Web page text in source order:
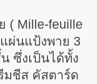
( Mille-feuille
ผ่นแป้งพาย 3
ซึ่งเป็นได้ทั้ง
มชีส คัสตาร์ด